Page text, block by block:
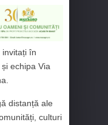
invitați în
echipa Via
distanță ale
culturi